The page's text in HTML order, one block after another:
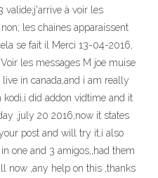
valide;j'arrive à voir les
les chaines apparaissent
se fait il Merci 13-04-2016,
les messages M joe muise
in canada,and i am really
did addon vidtime and it
,july 20 2016,now it states
post and will try it,i also
one and 3 amigos,,had them
now ,any help on this ,thanks